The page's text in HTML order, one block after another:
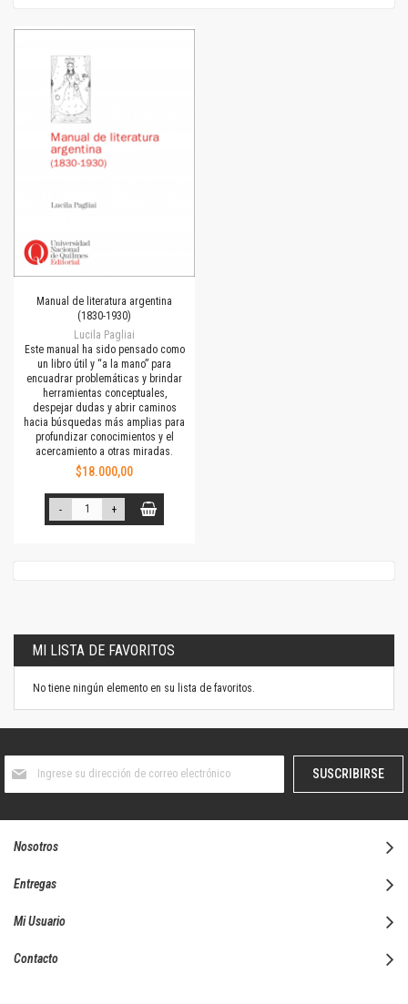
Manual de literatura argentina
(1830-1930)
Lucila Pagliai
Este manual ha sido pensado como
un libro útil y “a la mano” para
encuadrar problemáticas y brindar
herramientas conceptuales,
despejar dudas y abrir caminos
hacia búsquedas más amplias para
profundizar conocimientos y el
acercamiento a otras miradas.
$18.000,00
- +
MI LISTA DE FAVORITOS
No tiene ningún elemento en su lista de favoritos.
boletín
SUSCRIBIRSE
Nosotros
Entregas
Mi Usuario
Contacto